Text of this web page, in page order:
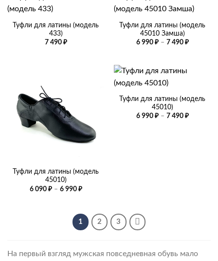
Туфли для латины (модель
433)
7 490 ₽
Туфли для латины (модель
45010 Замша)
6 990 ₽ – 7 490 ₽
Туфли для латины (модель
45010)
6 090 ₽ – 6 990 ₽Диапазон
–
990 ₽
Туфли для латины (модель
45010)
6 990 ₽ – 7 490 ₽
1 2 3
На первый взгляд мужская повседневная обувь мало